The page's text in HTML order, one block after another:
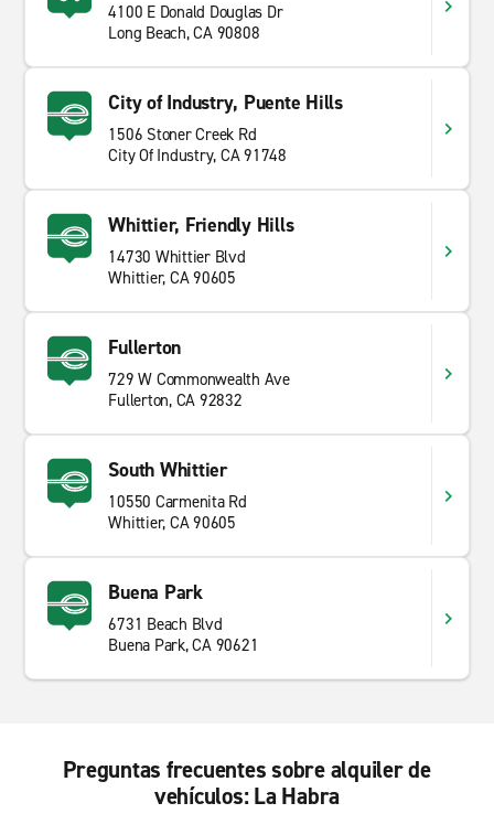
4100 E Donald Douglas Dr
Long Beach, CA 90808
City of Industry, Puente Hills
1506 Stoner Creek Rd
City Of Industry, CA 91748
Whittier, Friendly Hills
14730 Whittier Blvd
Whittier, CA 90605
Fullerton
729 W Commonwealth Ave
Fullerton, CA 92832
South Whittier
10550 Carmenita Rd
Whittier, CA 90605
Buena Park
6731 Beach Blvd
Buena Park, CA 90621
Preguntas frecuentes sobre alquiler de
vehículos: La Habra